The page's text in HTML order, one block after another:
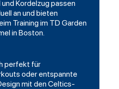
Kordelzug passen
an und bieten
Training im TD Garden
in Boston.
perfekt für
oder entspannte
mit denCeltics-